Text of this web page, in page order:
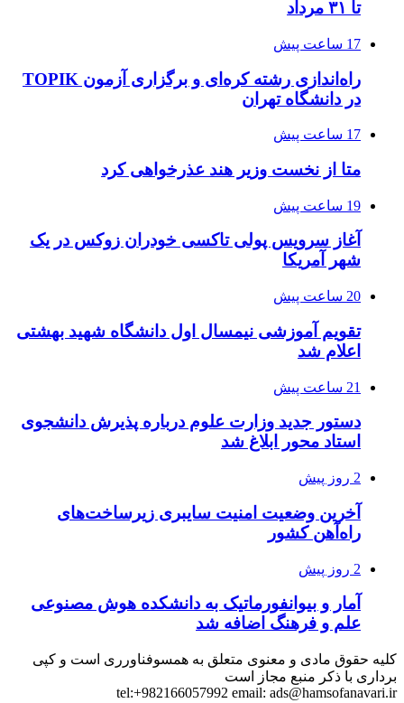
تا ۳۱ مرداد
17 ساعت پیش
راه‌اندازی رشته کره‌ای و برگزاری آزمون TOPIK
در دانشگاه تهران
17 ساعت پیش
متا از نخست وزیر هند عذرخواهی کرد
19 ساعت پیش
آغاز سرویس پولی تاکسی خودران زوکس در یک
شهر آمریکا
20 ساعت پیش
تقویم آموزشی نیمسال اول دانشگاه شهید بهشتی
اعلام شد
21 ساعت پیش
دستور جدید وزارت علوم درباره پذیرش دانشجوی
استاد محور ابلاغ شد
2 روز پیش
آخرین وضعیت امنیت سایبری زیرساخت‌های
راه‌آهن کشور
2 روز پیش
آمار و بیوانفورماتیک به دانشکده هوش مصنوعی
علم و فرهنگ اضافه شد
کلیه حقوق مادی و معنوی متعلق به همسوفناورری است و کپی
برداری با ذکر منبع مجاز است
tel:+982166057992 email: ads@hamsofanavari.ir